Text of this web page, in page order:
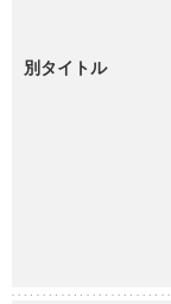
別タイトル